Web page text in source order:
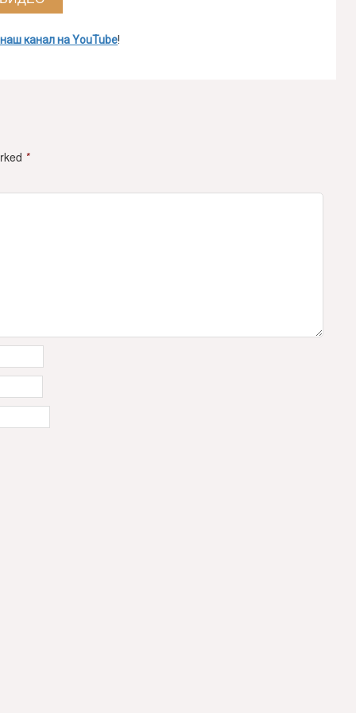
канал на YouTube!
*